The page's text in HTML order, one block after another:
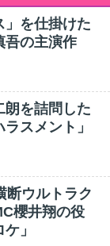
」を仕掛けた
吾の主演作
朗を詰問した
スメント」
断ウルトラク
櫻井翔の役
」